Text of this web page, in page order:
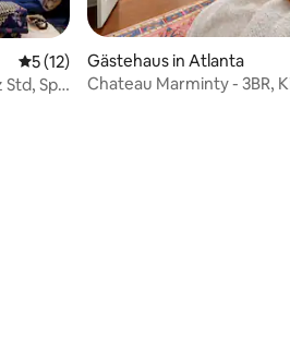
Durchschnittliche Bewertung: 5
5 (12)
Spa
Gästehaus in Atlanta
Chateau Marminty - 3BR,